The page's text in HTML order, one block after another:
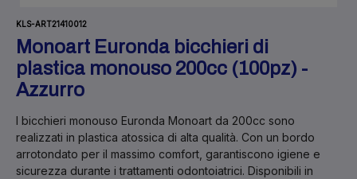
KLS-ART21410012
Monoart Euronda bicchieri di
plastica monouso 200cc (100pz) -
Azzurro
I bicchieri monouso Euronda Monoart da 200cc sono
realizzati in plastica atossica di alta qualità. Con un bordo
arrotondato per il massimo comfort, garantiscono igiene e
sicurezza durante i trattamenti odontoiatrici. Disponibili in